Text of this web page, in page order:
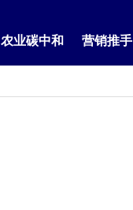
农业碳中和 营销推手